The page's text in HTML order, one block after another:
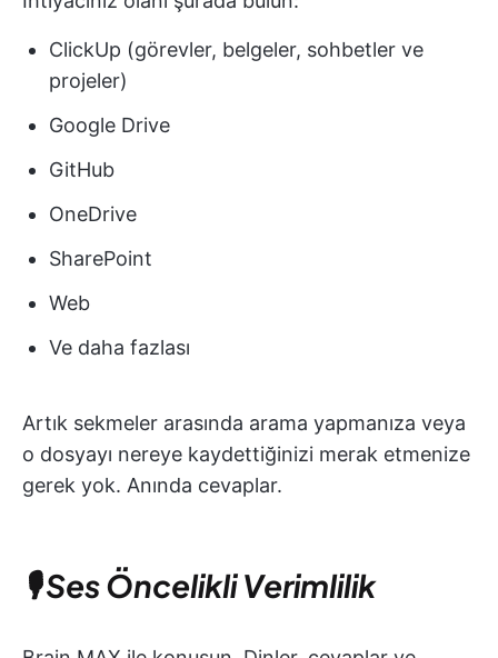
ClickUp (görevler, belgeler, sohbetler ve
projeler)
Google Drive
GitHub
OneDrive
SharePoint
Web
Ve daha fazlası
Artık sekmeler arasında arama yapmanıza veya
o dosyayı nereye kaydettiğinizi merak etmenize
gerek yok. Anında cevaplar.
🎙️ Ses Öncelikli Verimlilik